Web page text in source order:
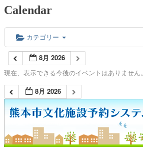
Calendar
カテゴリー
8月 2026
現在、表示できる今後のイベントはありません。
8月 2026